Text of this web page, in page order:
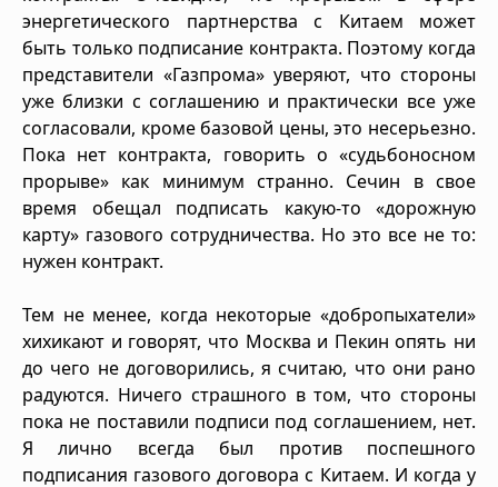
энергетического партнерства с Китаем может
быть только подписание контракта. Поэтому когда
представители «Газпрома» уверяют, что стороны
уже близки с соглашению и практически все уже
согласовали, кроме базовой цены, это несерьезно.
Пока нет контракта, говорить о «судьбоносном
прорыве» как минимум странно. Сечин в свое
время обещал подписать какую-то «дорожную
карту» газового сотрудничества. Но это все не то:
нужен контракт.
Тем не менее, когда некоторые «добропыхатели»
хихикают и говорят, что Москва и Пекин опять ни
до чего не договорились, я считаю, что они рано
радуются. Ничего страшного в том, что стороны
пока не поставили подписи под соглашением, нет.
Я лично всегда был против поспешного
подписания газового договора с Китаем. И когда у